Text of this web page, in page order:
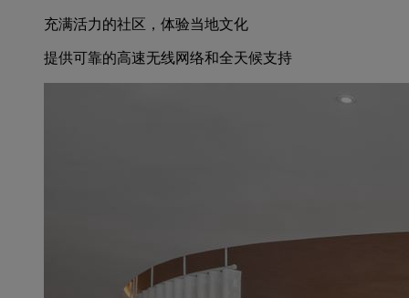
充满活力的社区，体验当地文化
提供可靠的高速无线网络和全天候支持